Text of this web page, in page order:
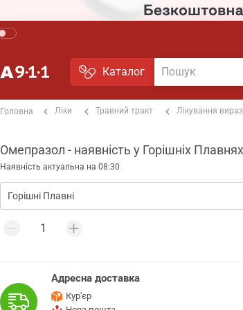
Каталог
Головна Ліки Травний тракт Лікування
Омепразол - наявність у Горішніх
Наявність актуальна на 08:30
Адресна доставка
Кур'єр